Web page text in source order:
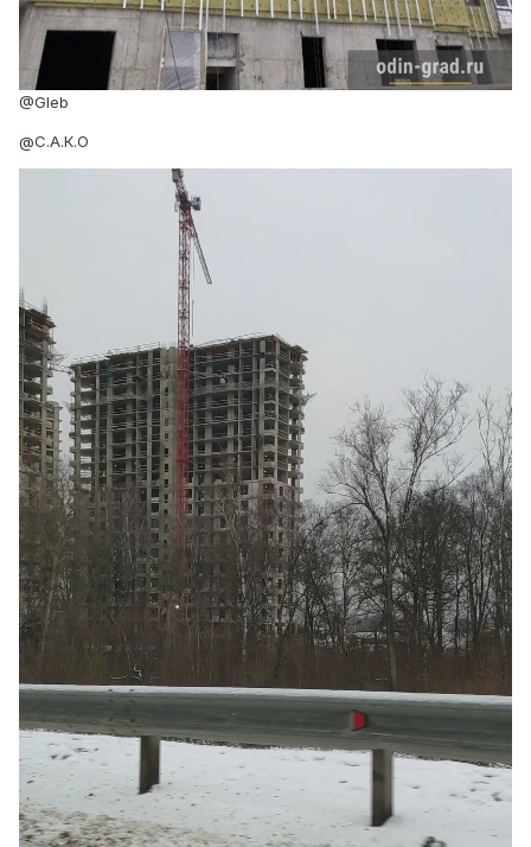
@Gleb
@С.А.К.О